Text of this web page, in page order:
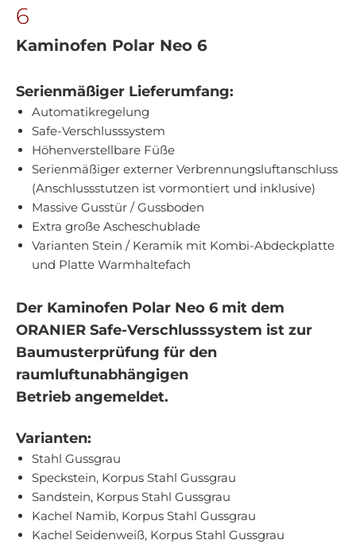
6
Kaminofen Polar Neo 6
Serienmäßiger Lieferumfang:
Automatikregelung
Safe-Verschlusssystem
Höhenverstellbare Füße
Serienmäßiger externer Verbrennungsluftanschluss
(Anschlussstutzen ist vormontiert und inklusive)
Massive Gusstür / Gussboden
Extra große Ascheschublade
Varianten Stein / Keramik mit Kombi-Abdeckplatte
und Platte Warmhaltefach
Der Kaminofen Polar Neo 6 mit dem
ORANIER Safe-Verschlusssystem ist zur
Baumusterprüfung für den
raumluftunabhängigen
Betrieb angemeldet.
Varianten:
Stahl Gussgrau
Speckstein, Korpus Stahl Gussgrau
Sandstein, Korpus Stahl Gussgrau
Kachel Namib, Korpus Stahl Gussgrau
Kachel Seidenweiß, Korpus Stahl Gussgrau